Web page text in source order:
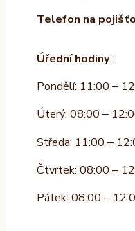
Telefon na
Úřední hodiny:
Pondělí: 11:00 –
Úterý: 08:00 –
Středa: 11:00 –
Čtvrtek: 08:00 –
Pátek: 08:00 –